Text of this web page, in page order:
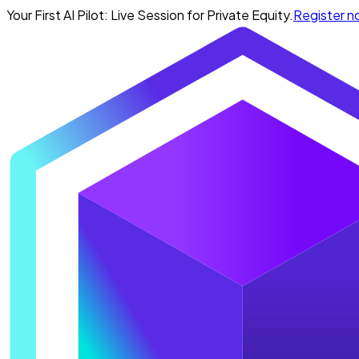
Your First AI Pilot: Live Session for Private Equity.Register